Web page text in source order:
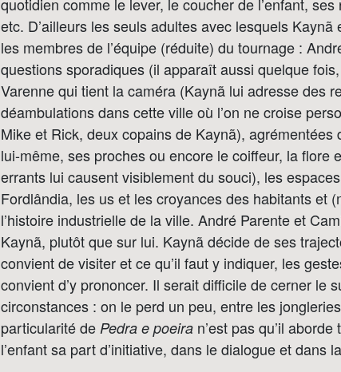
etc. D’ailleurs les seuls adultes avec lesquels
les membres de l’équipe (réduite) du tournage :
questions sporadiques (il apparaît aussi quelque
Varenne qui tient la caméra (Kaynã lui adresse des
déambulations dans cette ville où l’on ne croise
Mike et Rick, deux copains de Kaynã), agrémentées
lui-même, ses proches ou encore le coiffeur, la flore
errants lui causent visiblement du souci), les
Fordlândia, les us et les croyances des habitants et
l’histoire industrielle de la ville. André Parente et
Kaynã, plutôt que sur lui. Kaynã décide de ses
convient de visiter et ce qu’il faut y indiquer, les
convient d’y prononcer. Il serait difficile de cerner le
circonstances : on le perd un peu, entre les
particularité de Pedra e poeira n’est pas qu’il
l’enfant sa part d’initiative, dans le dialogue et dans